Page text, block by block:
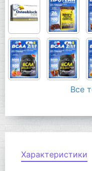
Все
Характеристики